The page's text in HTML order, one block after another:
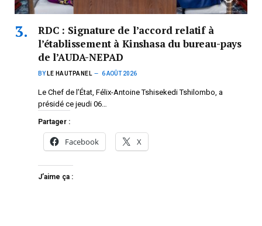
RDC : Signature de l’accord relatif à
l’établissement à Kinshasa du bureau-pays
de l’AUDA-NEPAD
BY LE HAUTPANEL 6 AOÛT 2026
Le Chef de l’État, Félix-Antoine Tshisekedi Tshilombo, a
présidé ce jeudi 06…
Partager :
Facebook X
J’aime ça :